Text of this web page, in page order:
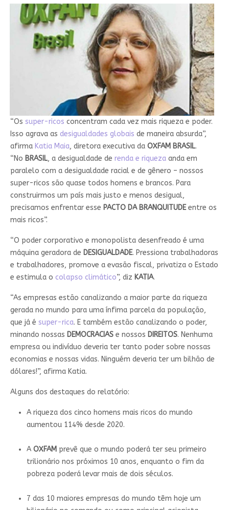
“Os super-ricos concentram cada vez mais riqueza e poder.
Isso agrava as desigualdades globais de maneira absurda”,
afirma Katia Maia, diretora executiva da OXFAM BRASIL.
“No BRASIL, a desigualdade de renda e riquezaanda em
paralelo com a desigualdade racial e de gênero – nossos
super-ricos são quase todos homens e brancos. Para
construirmos um país mais justo e menos desigual,
precisamos enfrentar esse PACTO DA BRANQUITUDEentre os
mais ricos”.
“O poder corporativo e monopolista desenfreado é uma
máquina geradora de DESIGUALDADE. Pressiona trabalhadoras
e trabalhadores, promove a evasão fiscal, privatiza o Estado
e estimula o colapso climático”, diz KATIA.
“As empresas estão canalizando a maior parte da riqueza
gerada no mundo para uma ínfima parcela da população,
que já é super-rica. E também estão canalizando o poder,
minando nossas DEMOCRACIASe nossos DIREITOS. Nenhuma
empresa ou indivíduo deveria ter tanto poder sobre nossas
economias e nossas vidas. Ninguém deveria ter um bilhão de
dólares!”, afirma Katia.
Alguns dos destaques do relatório:
A riqueza dos cinco homens mais ricos do mundo
aumentou 114% desde 2020.
A OXFAM prevê que o mundo poderá ter seu primeiro
trilionário nos próximos 10 anos, enquanto o fim da
pobreza poderá levar mais de dois séculos.
7 das 10 maiores empresas do mundo têm hoje um